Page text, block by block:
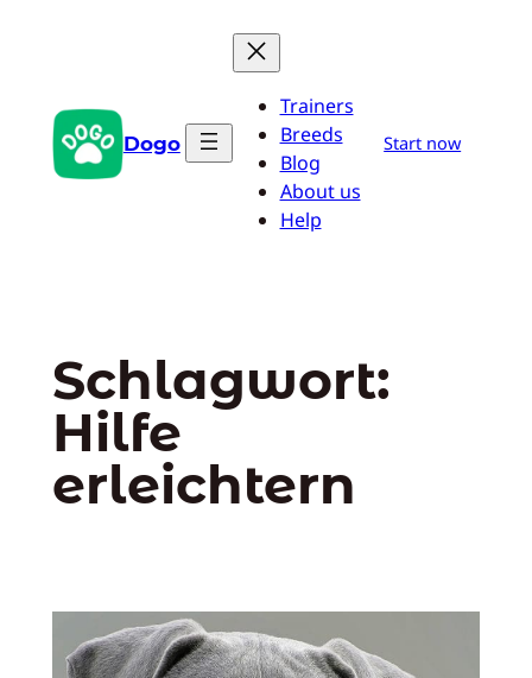
Dogo
Trainers
Breeds
Blog
About us
Help
Start now
Schlagwort:
Hilfe
erleichtern